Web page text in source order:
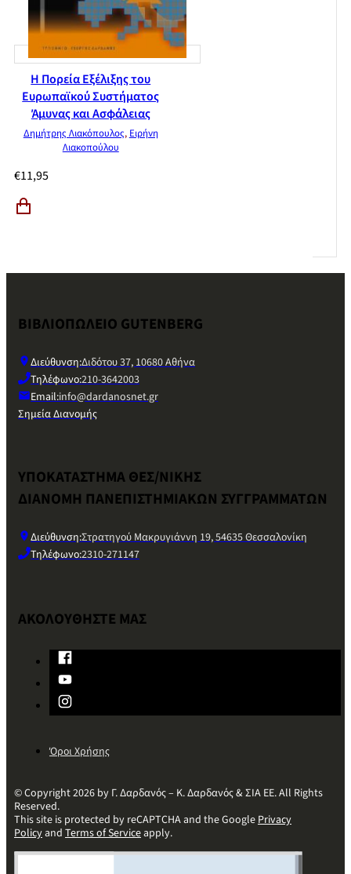
Η Πορεία Εξέλιξης του
Ευρωπαϊκού Συστήματος
Άμυνας και Ασφάλειας
Δημήτρης Λιακόπουλος, Ειρήνη
Λιακοπούλου
€11,95
ΒΙΒΛΙΟΠΩΛΕΙΟ GUTENBERG
Διεύθυνση:Διδότου 37, 10680 Αθήνα
Τηλέφωνο:210-3642003
Email:info@dardanosnet.gr
Σημεία Διανομής
ΥΠΟΚΑΤΑΣΤΗΜΑ ΘΕΣ/ΝΙΚΗΣ
ΔΙΑΝΟΜΗ ΠΑΝΕΠΙΣΤΗΜΙΑΚΩΝ ΣΥΓΓΡΑΜΜΑΤΩΝ
Διεύθυνση:Στρατηγού Μακρυγιάννη 19, 54635 Θεσσαλονίκη
Τηλέφωνο:2310-271147
ΑΚΟΛΟΥΘΗΣΤΕ ΜΑΣ
Όροι Χρήσης
© Copyright 2026 by Γ. Δαρδανός – Κ. Δαρδανός & ΣΙΑ ΕΕ. All Rights
Reserved.
This site is protected by reCAPTCHA and the GooglePrivacy
Policyand Terms of Serviceapply.